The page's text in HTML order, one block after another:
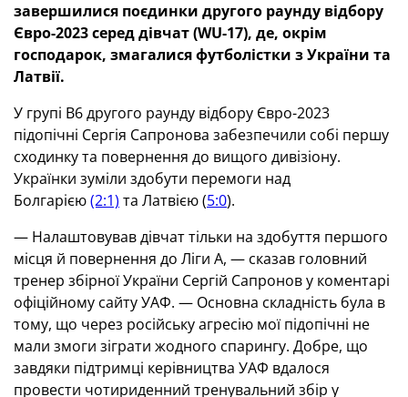
завершилися поєдинки другого раунду відбору
Євро-2023 серед дівчат (WU-17), де, окрім
господарок, змагалися футболістки з України та
Латвії.
У групі В6 другого раунду відбору Євро-2023
підопічні Сергія Сапронова забезпечили собі першу
сходинку та повернення до вищого дивізіону.
Українки зуміли здобути перемоги над
Болгарією(2:1) та Латвією (5:0).
— Налаштовував дівчат тільки на здобуття першого
місця й повернення до Ліги А, — сказав головний
тренер збірної України Сергій Сапронов у коментарі
офіційному сайту УАФ. — Основна складність була в
тому, що через російську агресію мої підопічні не
мали змоги зіграти жодного спарингу. Добре, що
завдяки підтримці керівництва УАФ вдалося
провести чотириденний тренувальний збір у